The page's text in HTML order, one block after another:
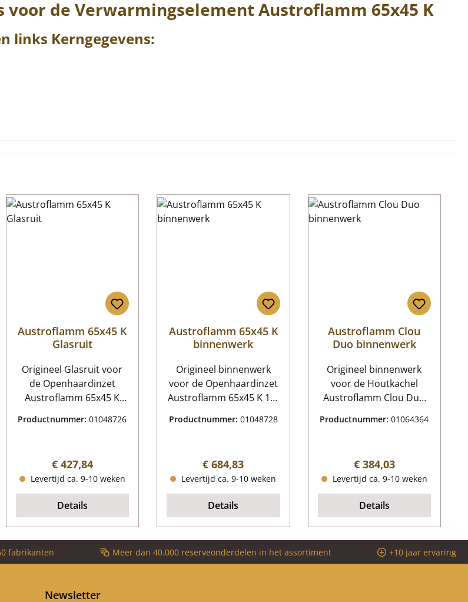
voor de VerwarmingselementAustroflamm 65x45 K
links Kerngegevens:
Austroflamm 65x45 K
Glasruit
Origineel Glasruit voor
de Openhaardinzet
Austroflamm 65x45 K
Glasruit Kerngegevens:
hittebestendig
Productnummer:01048726
Normale prijs:
€ 427,84
Levertijd ca. 9-10 weken
Details
Austroflamm 65x45 K
binnenwerk
Origineel binnenwerk
voor de Openhaardinzet
Austroflamm 65x45 K 12-
65x45 K binnenwerk
verbrandingskamerstene
n Materiaal Keramott
Stamvanger (522 x 88 x
110 mm) Vloersteen voor
(370 x 170 x 35 mm)
Onderste steen links (128
x 332 x 35 mm), onderste
steen rechts (128 x 332 x
Productnummer: 01048728
Normale prijs:
€ 684,83
Levertijd ca. 9-10 weken
Details
Austroflamm Clou
Duo binnenwerk
Origineel binnenwerk
voor de Houtkachel
Austroflamm Clou Duo
binnenwerk
ng,
verbrandingskamerstene
n Materiaal Ceramot
Productnummer:01064364
Normale prijs:
€ 384,03
Levertijd ca. 9-10 weken
Details
fabrikanten Meer dan 40.000 reserveonderdelen in het assortiment +10 jaar ervaring
Newsletter